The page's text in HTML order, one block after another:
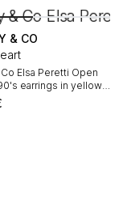
& CO
Elsa Peretti Open
earrings in yellow